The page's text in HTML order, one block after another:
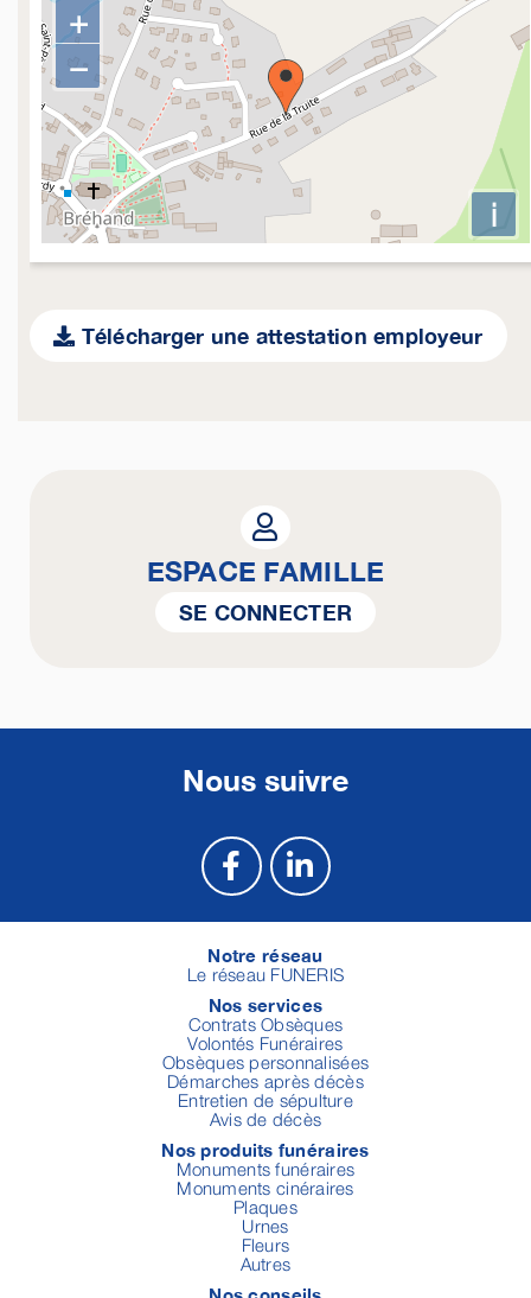
+
−
i
Télécharger une attestation employeur
ESPACE FAMILLE
SE CONNECTER
Nous suivre
Notre réseau
Le réseau FUNERIS
Nos services
Contrats Obsèques
Volontés Funéraires
Obsèques personnalisées
Démarches après décès
Entretien de sépulture
Avis de décès
Nos produits funéraires
Monuments funéraires
Monuments cinéraires
Plaques
Urnes
Fleurs
Autres